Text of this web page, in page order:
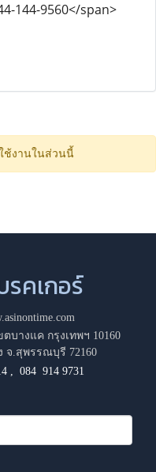
144-9560</span>
ช้งานในส่วนนี้
รคเกอร์
บางแค กรุงเทพฯ 10160
จ.สุพรรณบุรี 72160
,084 914 9731